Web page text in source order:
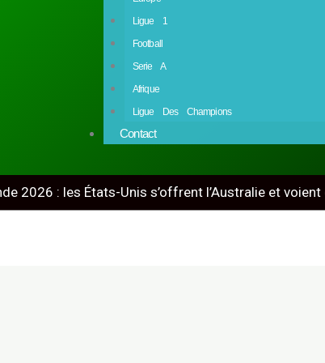
Ligue 1
Football
Serie A
Afrique
Ligue Des Champions
Contact
2026 : les États-Unis s’offrent l’Australie et